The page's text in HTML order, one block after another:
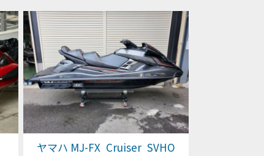
ヤマハ MJ-FX Cruiser SVHO